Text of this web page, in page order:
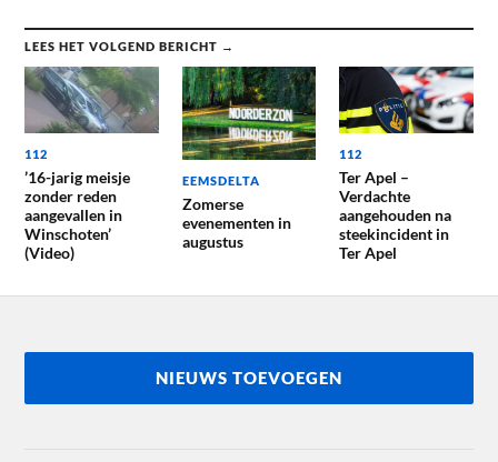
LEES HET VOLGEND BERICHT →
112
’16-jarig meisje
zonder reden
aangevallen in
Winschoten’
(Video)
EEMSDELTA
Zomerse
evenementen in
augustus
112
Ter Apel –
Verdachte
aangehouden na
steekincident in
Ter Apel
NIEUWS TOEVOEGEN